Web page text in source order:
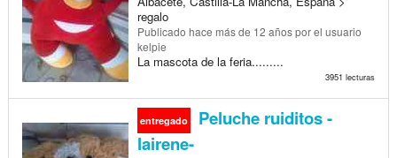
regalo
Publicado hace más de 12 añospor el usuario
kelpie
La mascota de la feria.........
3951 lecturas
entregado
Peluche ruiditos -
lairene-